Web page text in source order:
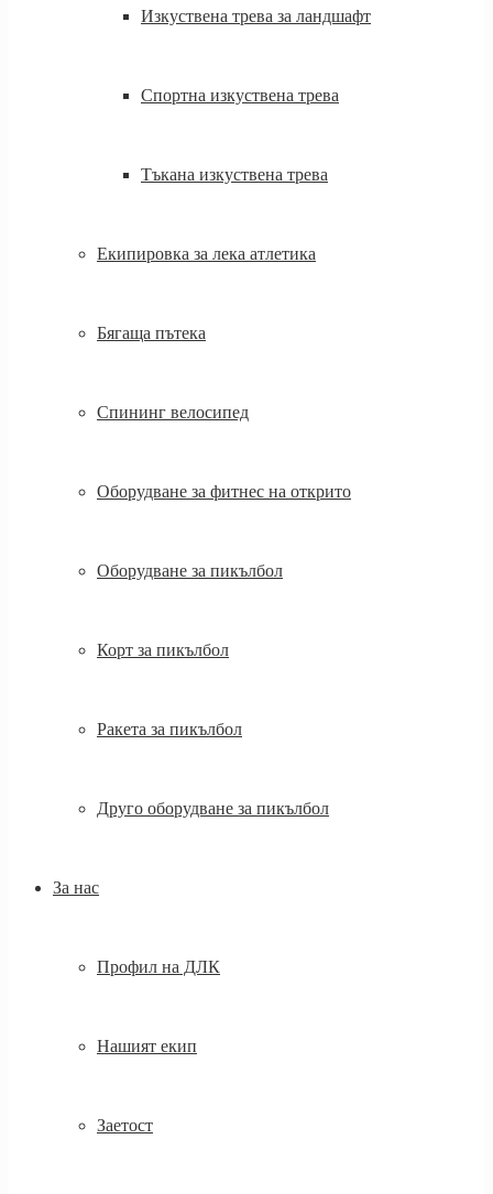
Изкуствена трева за ландшафт
Спортна изкуствена трева
Тъкана изкуствена трева
Екипировка за лека атлетика
Бягаща пътека
Спининг велосипед
Оборудване за фитнес на открито
Оборудване за пикълбол
Корт за пикълбол
Ракета за пикълбол
Друго оборудване за пикълбол
За нас
Профил на ДЛК
Нашият екип
Заетост